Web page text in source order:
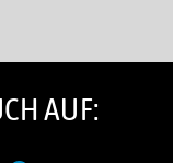
AUF: